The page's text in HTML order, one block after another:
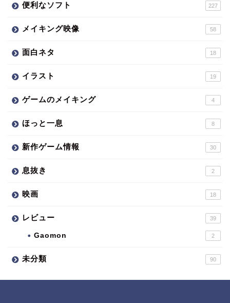
便利なソフト 227
メイキング映像 58
面白ネタ 18
イラスト 19
ゲームのメイキング 4
ほっと一息 8
新作ゲーム情報 30
息抜き 2
映画 18
レビュー 39
Gaomon 2
未分類 90